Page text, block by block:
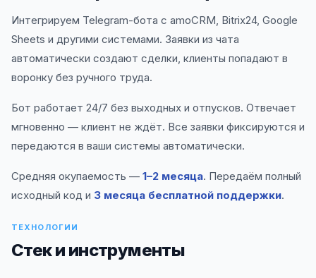
Интегрируем Telegram-бота с amoCRM, Bitrix24, Google
Sheets и другими системами. Заявки из чата
автоматически создают сделки, клиенты попадают в
воронку без ручного труда.
Бот работает 24/7 без выходных и отпусков. Отвечает
мгновенно — клиент не ждёт. Все заявки фиксируются и
передаются в ваши системы автоматически.
Средняя окупаемость — 1–2 месяца. Передаём полный
исходный код и 3 месяца бесплатной поддержки.
ТЕХНОЛОГИИ
Стек и инструменты